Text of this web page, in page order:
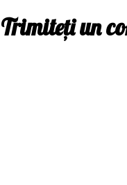
Trimiteți un